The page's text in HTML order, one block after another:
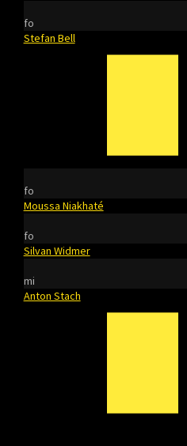
fo
Stefan Bell
fo
Moussa Niakhaté
fo
Silvan Widmer
mi
Anton Stach